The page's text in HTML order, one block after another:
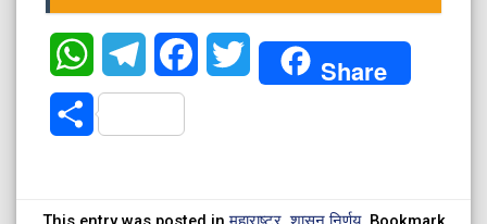
WhatsAppTelegramFacebookTwitter Share
Share